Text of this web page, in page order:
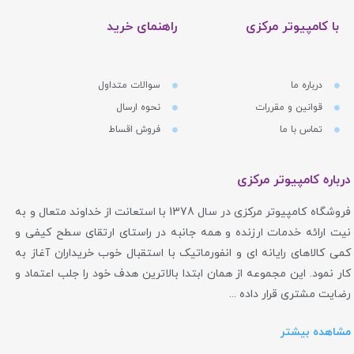
سیف پل | مأموریتی برای امنیت ساده و همگانی
SafePal یک برند نوآور در حوزه فناوری بلاکچین است که با
هدف ساده‌سازی و ایمن‌سازی مدیریت دارایی‌های دیجیتال برای
دیجیتال جهان) برخوردار است، توانسته اکوسیستم کاملی از
راه‌حل‌های امنیتی، شامل کیف پول‌های سخت‌افزاری و اپلیکیشن
موبایل قدرتمند، ایجاد کند. فلسفه SafePal بر این استوار است
که امنیت نباید پیچیده باشد. آن‌ها در تلاشند تا ابزارهایی را ارائه
با کامپیوتر مرکزی
درباره ما
قوانین و مقررات
تماس با ما
راهنمای خرید
سوالات متداول
نحوه ارسال
فروش اقساط
درباره کامپیوتر مرکزی
فروشگاه کامپیوتر مرکزی در سال 1378 با استعانت از خداوند متعال و به
نیت ارائه خدمات ارزنده و همه جانبه در راستای ارتقای سطح کیفی و
کمی کالاهای رایانه ای و انفورماتیک با استقبال خوب خریداران آغاز به
کار نمود. این مجموعه از همان ابتدا بالاترین هدف خود را جلب اعتماد و
رضایت مشتری قرار داده ...
مشاهده بیشتر